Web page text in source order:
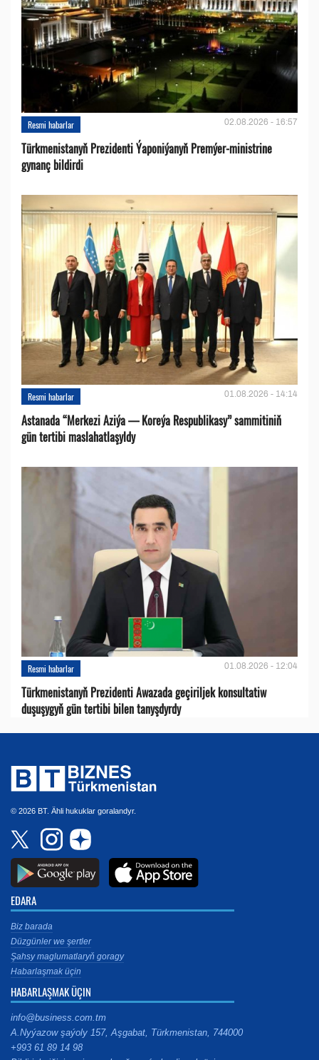
Resmi habarlar 02.08.2026 - 16:57
Türkmenistanyň Prezidenti Ýaponiýanyň Premýer-ministrine
gynanç bildirdi
Resmi habarlar 01.08.2026 - 14:14
Astanada “Merkezi Aziýa — Koreýa Respublikasy” sammitiniň
gün tertibi maslahatlaşyldy
Resmi habarlar 01.08.2026 - 12:04
Türkmenistanyň Prezidenti Awazada geçiriljek konsultatiw
duşuşygyň gün tertibi bilen tanyşdyrdy
© 2026 BT. Ähli hukuklar goralandyr.
EDARA
Biz barada
Düzgünler we şertler
Şahsy maglumatlaryň goragy
Habarlaşmak üçin
HABARLAŞMAK ÜÇIN
info@business.com.tm
A.Nyýazow şaýoly 157, Aşgabat, Türkmenistan, 744000
+993 61 89 14 98